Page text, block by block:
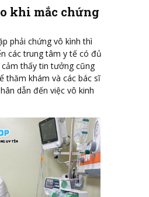
khi mắc chứng
phải chứng vô kình thì
các trung tâm y tế có đủ
thấy tin tưởng cũng
thăm khám và các bác sĩ
dẫn đến việc vô kinh